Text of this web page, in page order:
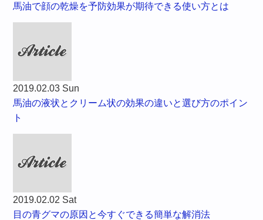
馬油で顔の乾燥を予防効果が期待できる使い方とは
2019.02.03 Sun
馬油の液状とクリーム状の効果の違いと選び方のポイン
ト
2019.02.02 Sat
目の青グマの原因と今すぐできる簡単な解消法